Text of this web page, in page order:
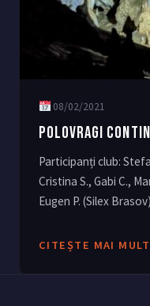
08/02/2021
POLOVRAGI
Participanți club:
Cristina S., Gabi C.,
Eugen P. (Silex
CITEȘTE MAI MULT